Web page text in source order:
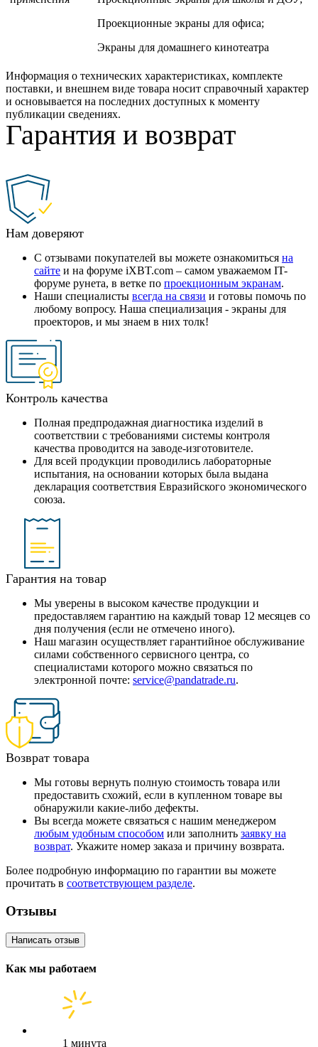
Проекционные экраны для офиса;
Экраны для домашнего кинотеатра
Информация о технических характеристиках, комплекте
поставки, и внешнем виде товара носит справочный характер
и основывается на последних доступных к моменту
публикации сведениях.
Гарантия и возврат
Нам доверяют
С отзывами покупателей вы можете ознакомиться на
сайте и на форуме iXBT.com – самом уважаемом IT-
форуме рунета, в ветке по проекционным экранам.
Наши специалисты всегда на связи и готовы помочь по
любому вопросу. Наша специализация - экраны для
проекторов, и мы знаем в них толк!
Контроль качества
Полная предпродажная диагностика изделий в
соответствии с требованиями системы контроля
качества проводится на заводе-изготовителе.
Для всей продукции проводились лабораторные
испытания, на основании которых была выдана
декларация соответствия Евразийского экономического
союза.
Гарантия на товар
Мы уверены в высоком качестве продукции и
предоставляем гарантию на каждый товар 12 месяцев со
дня получения (если не отмечено иного).
Наш магазин осуществляет гарантийное обслуживание
силами собственного сервисного центра, со
специалистами которого можно связаться по
электронной почте: service@pandatrade.ru.
Возврат товара
Мы готовы вернуть полную стоимость товара или
предоставить схожий, если в купленном товаре вы
обнаружили какие-либо дефекты.
Вы всегда можете связаться с нашим менеджером
любым удобным способом или заполнить заявку на
возврат. Укажите номер заказа и причину возврата.
Более подробную информацию по гарантии вы можете
прочитать в соответствующем разделе.
Отзывы
Написать отзыв
Как мы работаем
1 минута